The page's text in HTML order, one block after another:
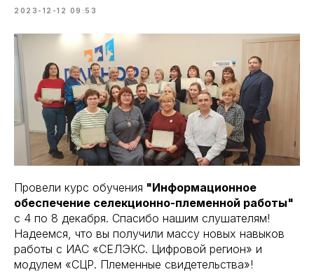
2023-12-12 09:53
Провели курс обучения "Информационное
обеспечение селекционно-племенной работы"
с 4 по 8 декабря. Спасибо нашим слушателям!
Надеемся, что вы получили массу новых навыков
работы с ИАС «СЕЛЭКС. Цифровой регион» и
модулем «СЦР. Племенные свидетельства»!